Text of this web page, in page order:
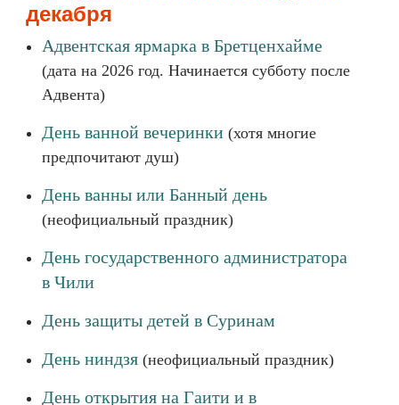
декабря
Адвентская ярмарка в Бретценхайме
(дата на 2026 год. Начинается субботу после
Адвента)
День ванной вечеринки (хотя многие
предпочитают душ)
День ванны или Банный день
(неофициальный праздник)
День государственного администратора
в Чили
День защиты детей в Суринам
День ниндзя (неофициальный праздник)
День открытия на Гаити и в